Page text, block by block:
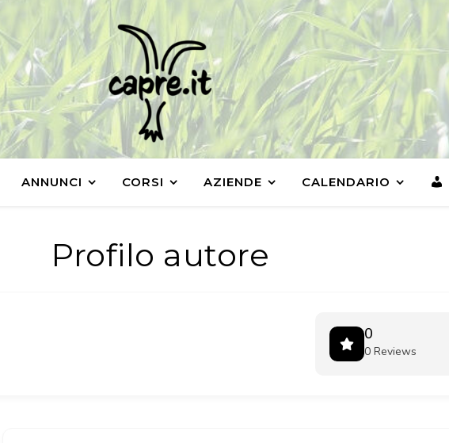
ANNUNCI CORSI AZIENDE CALENDARIO
Profilo autore
0
0 Reviews